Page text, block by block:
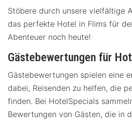
Stöbere durch unsere vielfältige
das perfekte Hotel in Flims für
Abenteuer noch heute!
Gästebewertungen für
Gästebewertungen spielen eine
dabei, Reisenden zu helfen, die
finden. Bei HotelSpecials
Bewertungen von Gästen, die in